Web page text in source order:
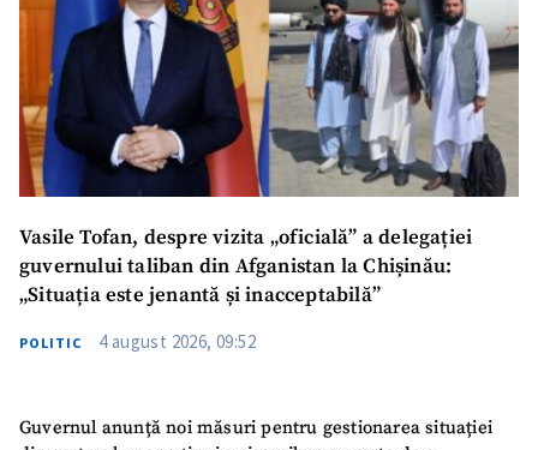
Vasile Tofan, despre vizita „oficială” a delegației
guvernului taliban din Afganistan la Chișinău:
„Situația este jenantă și inacceptabilă”
POLITIC 4 august 2026, 09:52
Guvernul anunță noi măsuri pentru gestionarea situației